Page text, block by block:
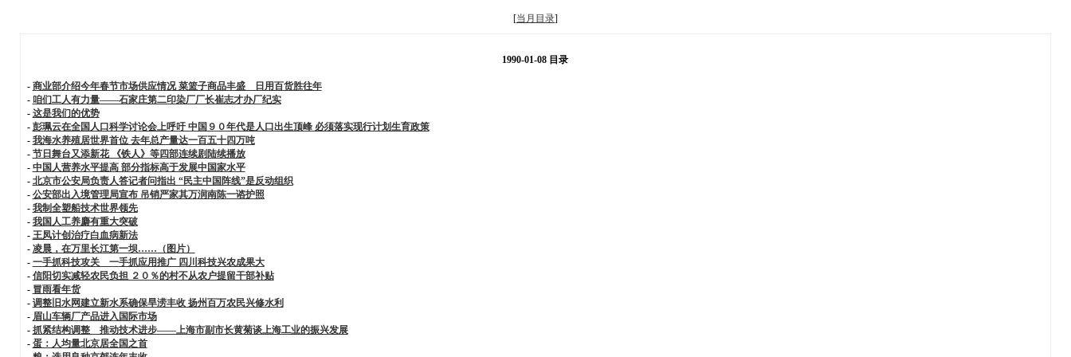
[当月目录]
1990-01-08 目录
- 商业部介绍今年春节市场供应情况 菜篮子商品丰盛 日用百货胜往年
- 咱们工人有力量——石家庄第二印染厂厂长崔志才办厂纪实
- 这是我们的优势
- 彭珮云在全国人口科学讨论会上呼吁 中国９０年代是人口出生顶峰 必须落实现行计划生育政策
- 我海水养殖居世界首位 去年总产量达一百五十四万吨
- 节日舞台又添新花 《铁人》等四部连续剧陆续播放
- 中国人营养水平提高 部分指标高于发展中国家水平
- 北京市公安局负责人答记者问指出 “民主中国阵线”是反动组织
- 公安部出入境管理局宣布 吊销严家其万润南陈一谘护照
- 我制全塑船技术世界领先
- 我国人工养麝有重大突破
- 王凤计创治疗白血病新法
- 凌晨，在万里长江第一坝……（图片）
- 一手抓科技攻关 一手抓应用推广 四川科技兴农成果大
- 信阳切实减轻农民负担 ２０％的村不从农户提留干部补贴
- 冒雨看年货
- 调整旧水网建立新水系确保旱涝丰收 扬州百万农民兴修水利
- 眉山车辆厂产品进入国际市场
- 抓紧结构调整 推动技术进步——上海市副市长黄菊谈上海工业的振兴发展
- 蛋：人均量北京居全国之首